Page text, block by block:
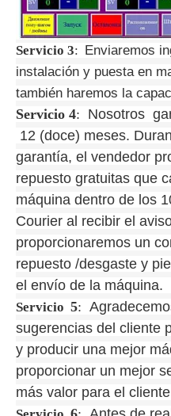
Servicio 3: Enviaremos
instalación y puesta en
también haremos la
Servicio 4: Nosotros
12 (doce) meses.
garantía, el vendedor
repuesto gratuitas que
máquina dentro de los
Courier al recibir el
proporcionaremos un
repuesto /desgaste y
el envío de la máquina.
Servicio 5:
sugerencias del cliente
y producir una mejor
proporcionar un mejor
más valor para el